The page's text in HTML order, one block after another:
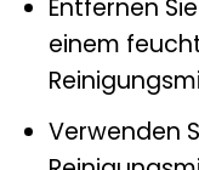
Entfernen
einem
Verwenden